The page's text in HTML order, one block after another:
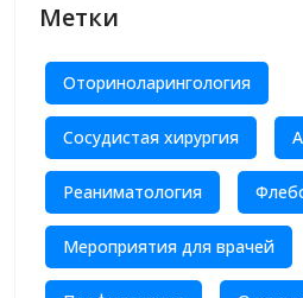
Метки
Оториноларингология
Сосудистая хирургия
Реаниматология
Мероприятия для врачей